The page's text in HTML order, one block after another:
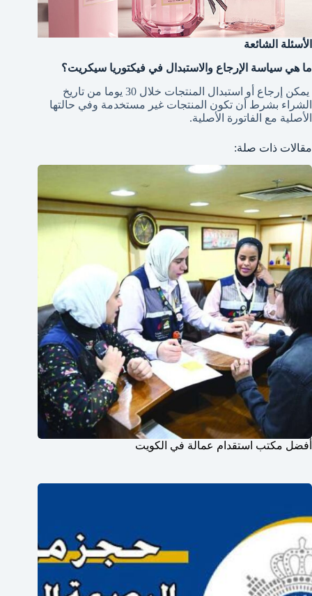
الأسئلة الشائعة
ما هي سياسة الإرجاع والاستبدال في فيكتوريا سيكريت؟
يمكن إرجاع أو استبدال المنتجات خلال 30 يوما من تاريخ
الشراء بشرط أن تكون المنتجات غير مستخدمة وفي حالتها
الأصلية مع الفاتورة الأصلية.
مقالات ذات صلة:
أفضل مكتب استقدام عمالة في الكويت